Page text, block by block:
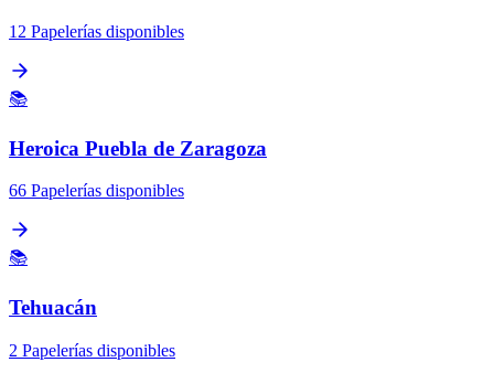
12 Papelerías disponibles
📚
Heroica Puebla de Zaragoza
66 Papelerías disponibles
📚
Tehuacán
2 Papelerías disponibles